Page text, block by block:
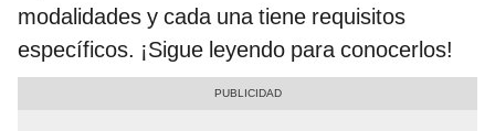
modalidades y cada una tiene requisitos
específicos. ¡Sigue leyendo para conocerlos!